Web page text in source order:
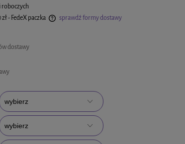
roboczych
zł- FedeX paczka
płatności
sprawdź formy dostawy
dostawy